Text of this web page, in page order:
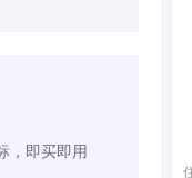
，即买即用